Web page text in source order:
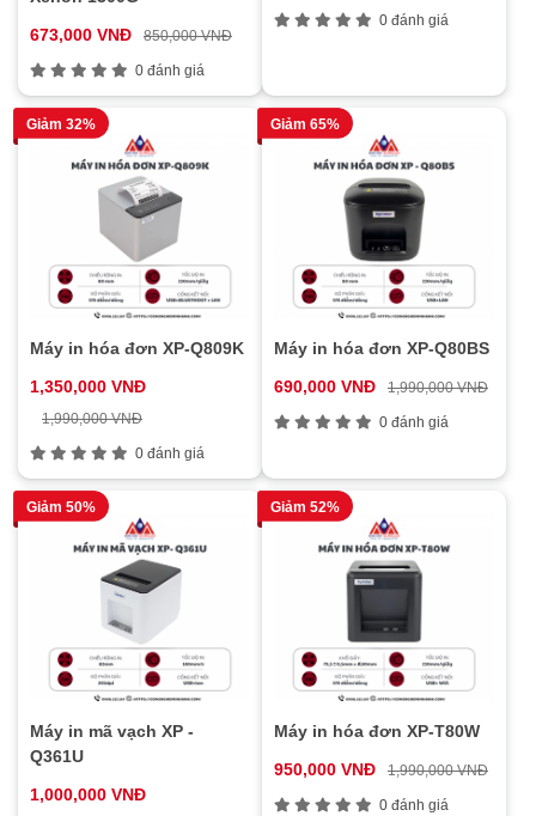
673,000 VNĐ
850,000 VNĐ
0 đánh giá
0 đánh giá
Giảm 32%
Máy in hóa đơn XP-Q809K
1,350,000 VNĐ
1,990,000 VNĐ
0 đánh giá
Giảm 65%
Máy in hóa đơn XP-Q80BS
690,000 VNĐ
1,990,000 VNĐ
0 đánh giá
Giảm 50%
Máy in mã vạch XP -
Q361U
1,000,000 VNĐ
Giảm 52%
Máy in hóa đơn XP-T80W
950,000 VNĐ
1,990,000 VNĐ
0 đánh giá